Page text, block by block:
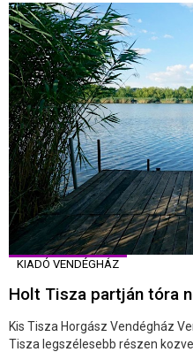
KIADÓ VENDÉGHÁZ
Holt Tisza partján tóra
Kis Tisza Horgász Vendégház
Tisza legszélesebb részen